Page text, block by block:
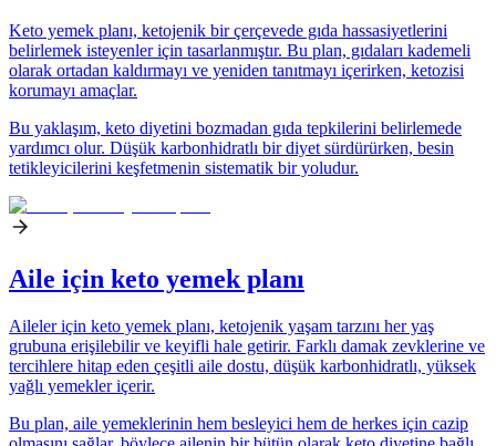
Keto yemek planı, ketojenik bir çerçevede gıda hassasiyetlerini
belirlemek isteyenler için tasarlanmıştır. Bu plan, gıdaları kademeli
olarak ortadan kaldırmayı ve yeniden tanıtmayı içerirken, ketozisi
korumayı amaçlar.
Bu yaklaşım, keto diyetini bozmadan gıda tepkilerini belirlemede
yardımcı olur. Düşük karbonhidratlı bir diyet sürdürürken, besin
tetikleyicilerini keşfetmenin sistematik bir yoludur.
Aile için keto yemek planı
Aileler için keto yemek planı, ketojenik yaşam tarzını her yaş
grubuna erişilebilir ve keyifli hale getirir. Farklı damak zevklerine ve
tercihlere hitap eden çeşitli aile dostu, düşük karbonhidratlı, yüksek
yağlı yemekler içerir.
Bu plan, aile yemeklerinin hem besleyici hem de herkes için cazip